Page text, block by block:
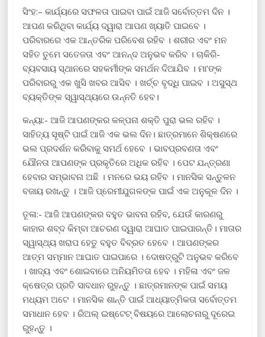
ସିଂହ:– କାର୍ଯ୍ୟରେ ସଫଳତା ପାଇବା ପାଇଁ ଆଜି ସର୍ବୋତ୍ତମ ଦିନ ।
ଆପଣ କରିଥିବା କାର୍ଯ୍ୟ ଦ୍ୱାରା ଆପଣ ଖ୍ୟାତି ପାଇବେ ।
ପରିବାରରେ ଏକ ଆନ୍ତରିକ ପରିବେଶ ରହିବ । ଶରୀର ଏବଂ ମନ
ସହିତ ତୁମେ ସତେଜତା ଏବଂ ଆନନ୍ଦ ଅନୁଭବ କରିବ । ଚାକିରି-
ବ୍ୟବସାୟ ସ୍ଥାନରେ ସହକର୍ମୀଙ୍କ ସମର୍ଥନ ଦିଆଯିବ । ମା’ଙ୍କ
ପରିବାରରୁ ଏକ ଖୁସି ଖବର ଆସିବ । ଖର୍ଚ୍ଚ ବୃଦ୍ଧି ପାଇବ । ଅସୁସ୍ଥ
ବ୍ୟକ୍ତିଙ୍କ ସ୍ୱାସ୍ଥ୍ୟରେ ଉନ୍ନତି ହେବ।
କନ୍ୟା:- ଆଜି ଆପଣଙ୍କର କଳ୍ପନା ଶକ୍ତି ପୁରା ଭଲ ରହିବ ।
ସାହିତ୍ୟ ସୃଷ୍ଟି ପାଇଁ ଆଜି ଏକ ଭଲ ଦିନ। ଛାତ୍ରମାନେ ଶିକ୍ଷଣରେ
ଭଲ ପ୍ରଦର୍ଶନ କରିବାକୁ ସମର୍ଥ ହେବେ । ଭାବପ୍ରବଣତା ଏବଂ
ଯୌନତା ଆପଣଙ୍କ ପ୍ରକୃତିରେ ଅଧିକ ରହିବ । ପେଟ ଯନ୍ତ୍ରଣା
ହେବାର ସମ୍ଭାବନା ଅଛି । ମନରେ ଭୟ ରହିବ । ମାନସିକ ସନ୍ତୁଳନ
ବଜାୟ ରଖନ୍ତୁ । ଆଜି ପ୍ରେମୀଯୁଗଳଙ୍କ ପାଇଁ ଏକ ଅନୁକୂଳ ଦିନ ।
ତୂଳା:- ଆଜି ଆପଣଙ୍କର ବହୁତ ଭାବନା ରହିବ, ଯେଉଁ କାରଣରୁ
କାହାର ଶବ୍ଦ କିମ୍ବା ଆଚରଣ ଦ୍ୱାରା ଆଘାତ ପାଇପାରନ୍ତି। ମାତାର
ସ୍ୱାସ୍ଥ୍ୟ ଖରାପ ହେତୁ ବହୁତ ବିବ୍ରତ ହେବେ । ଆପଣଙ୍କର
ଆତ୍ମ ସମ୍ମାନ ଆଘାତ ପାଇପାରେ । ଦୋଷତ୍ରୁଟି ଅନୁଭବ କରିବେ
। ଖାଦ୍ୟ ଏବଂ ଶୋଇବାରେ ଅନିୟମିତତା ହେବ । ମହିଳା ଏବଂ ଜଳ
କ୍ଷେତ୍ର ପ୍ରତି ସାବଧାନ ରୁହନ୍ତୁ । ଛାତ୍ରମାନଙ୍କ ପାଇଁ ସମୟ
ମଧ୍ୟମ ଅଟେ । ମାନସିକ ଶାନ୍ତି ପାଇଁ ଆଧ୍ୟାତ୍ମିକତା ସର୍ବୋତ୍ତମ
ସମାଧାନ ହେବ । ରିଅଲ୍ ଇଷ୍ଟେଟ୍ ବିଷୟରେ ଆଲୋଚନାରୁ ଦୂରେଇ
ରୁହନ୍ତୁ ।